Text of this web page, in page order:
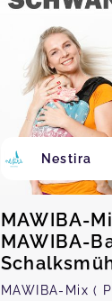
Nestira
MAWIBA-
MAWIBA-
MAWIBA-Mix (